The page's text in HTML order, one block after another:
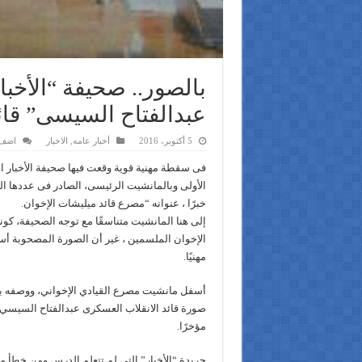
بالصور.. صحيفة
عبدالفتاح السيسى”
5 أكتوبر، 2016 أخبار عامه الاخبار اضف
فى سقطة مهنية قوية وقعت فيها صحيفة الأخبار
الأولى وبالمانشيت الرئيسى، الصادر فى عددها
خبرًا ، عنوانه “مصرع قائد ميليشات الإخوان.
إلى هنا المانشيت متناسقًا مع توجه الصحيفة،
الإخوان الملسمين ، غير أن الصورة
مهنيًا.
أسفل مانشيت مصرع القيادي الإخواني، ووصفه
صورة قائد الانقلاب العسكرى عبدالفتاح
مؤخرًا.